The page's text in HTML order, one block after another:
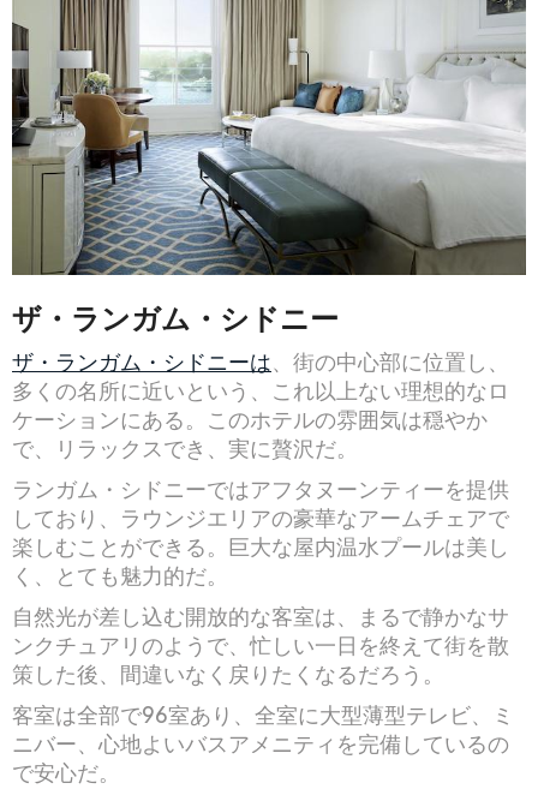
ザ・ランガム・シドニー
ザ・ランガム・シドニーは、街の中心部に位置し、
多くの名所に近いという、これ以上ない理想的なロ
ケーションにある。このホテルの雰囲気は穏やか
で、リラックスでき、実に贅沢だ。
ランガム・シドニーではアフタヌーンティーを提供
しており、ラウンジエリアの豪華なアームチェアで
楽しむことができる。巨大な屋内温水プールは美し
く、とても魅力的だ。
自然光が差し込む開放的な客室は、まるで静かなサ
ンクチュアリのようで、忙しい一日を終えて街を散
策した後、間違いなく戻りたくなるだろう。
客室は全部で96室あり、全室に大型薄型テレビ、ミ
ニバー、心地よいバスアメニティを完備しているの
で安心だ。